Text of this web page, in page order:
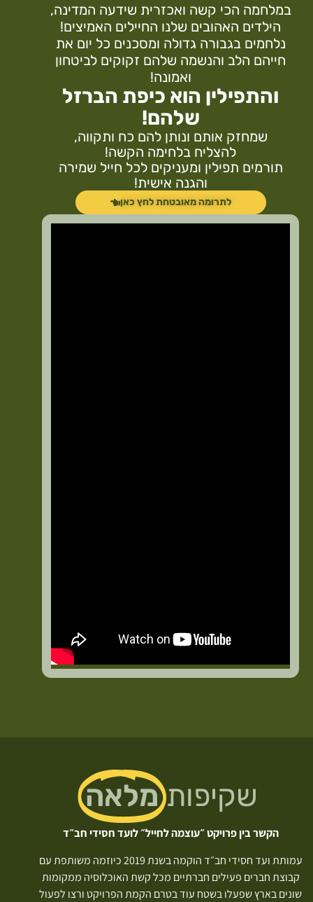
במלחמה הכי קשה ואכזרית שידעה המדינה,
הילדים האהובים שלנו החיילים האמיצים!
נלחמים בגבורה גדולה ומסכנים כל יום את
חייהם הלב והנשמה שלהם זקוקים לביטחון
ואמונה!
והתפילין הוא כיפת הברזל
שלהם!
שמחזק אותם ונותן להם כח ותקווה,
להצליח בלחימה הקשה!
תורמים תפילין ומעניקים לכל חייל שמירה
והגנה אישית!
לתרומה מאובטחת לחץ כאן
שקיפות מלאה
הקשר בין פרויקט ״עוצמה לחייל״ לועד חסידי חב״ד
עמותת ועד חסידי חב״ד הוקמה בשנת 2019 כיוזמה משותפת עם
קבוצת חברים פעילים חברתיים מכל קשת האוכלוסיה ממקומות
שונים בארץ שפעלו בשטח עוד בטרם הקמת הפרויקט ורצו לפעול